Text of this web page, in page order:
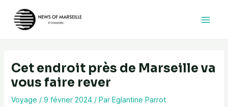
contenu
Cet endroit près de Marseille va
vous faire rever
Voyage / 9 février 2024 / Par Eglantine Parrot